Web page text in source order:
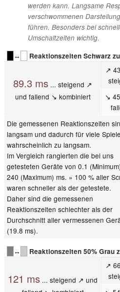
werden kann. Langsame
verschwommenen
führen. Besonders bei
Umschaltzeiten wichtig.
↔
Reaktionszeiten Schwarz
89.3 ms ... steigend ↗
und fallend ↘ kombiniert
↗
↘
Die gemessenen Reaktionszeiten
langsam und dadurch für viele
wahrscheinlich zu langsam.
Im Vergleich rangierten die bei uns
getesteten Geräte von 0.1
240 (Maximum) ms. » 100 % aller
waren schneller als der getestete.
Daher sind die gemessenen
Reaktionszeiten schlechter als der
Durchschnitt aller vermessenen
(19.8 ms).
↔ Reaktionszeiten 50% Grau
121 ms ... steigend ↗ und
↗